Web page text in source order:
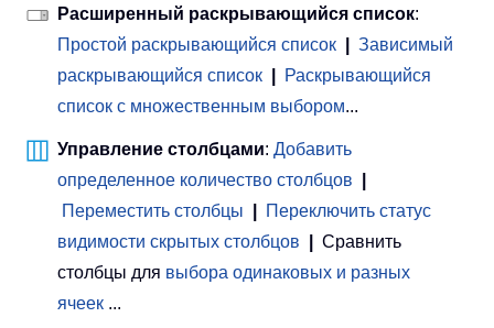
Расширенный раскрывающийся список:
Простой раскрывающийся список
Зависимый
раскрывающийся список
Раскрывающийся
список с множественным выбором...
Управление столбцами: Добавить
определенное количество столбцов
Переместить столбцы
Переключить статус
видимости скрытых столбцов
Сравнить
столбцы для выбора одинаковых и разных
ячеек ...